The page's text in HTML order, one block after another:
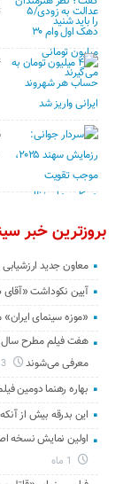
۴
بروزترین خبر
معاون جدید
آیین نکوداشت «آقای
«موزه سینمای
هفت فیلم مطرح سال
معرفی می‌شوند
3 هفته
بهاره رهنما دومین
این بدرقه بیش از
اولین نمایش نسخه